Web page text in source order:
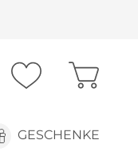
GESCHENKE